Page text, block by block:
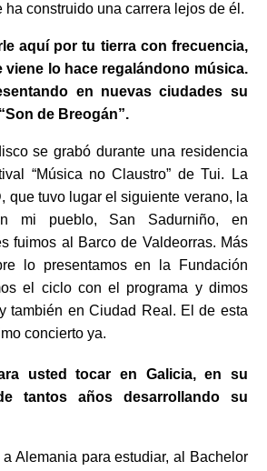
ha construido una carrera lejos de él.
aquí por tu tierra con frecuencia,
viene lo hace regalándono música.
en nuevas ciudades su
de Breogán”.
se grabó durante una residencia
“Música no Claustro” de Tui. La
que tuvo lugar el siguiente verano, la
mi pueblo, San Sadurniño, en
fuimos al Barco de Valdeorras. Más
lo presentamos en la Fundación
el ciclo con el programa y dimos
también en Ciudad Real. El de esta
concierto ya.
usted tocar en Galicia, en su
tantos años desarrollando su
Alemania para estudiar, al Bachelor